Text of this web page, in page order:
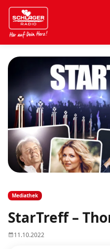
Mediathek
StarTreff –
11.10.2022